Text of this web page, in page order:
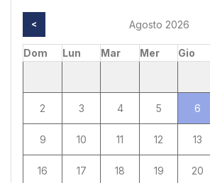
< Agosto 2026
Dom Lun Mar Mer Gio
2 3 4 5 6
9 10 11 12 13
16 17 18 19 20